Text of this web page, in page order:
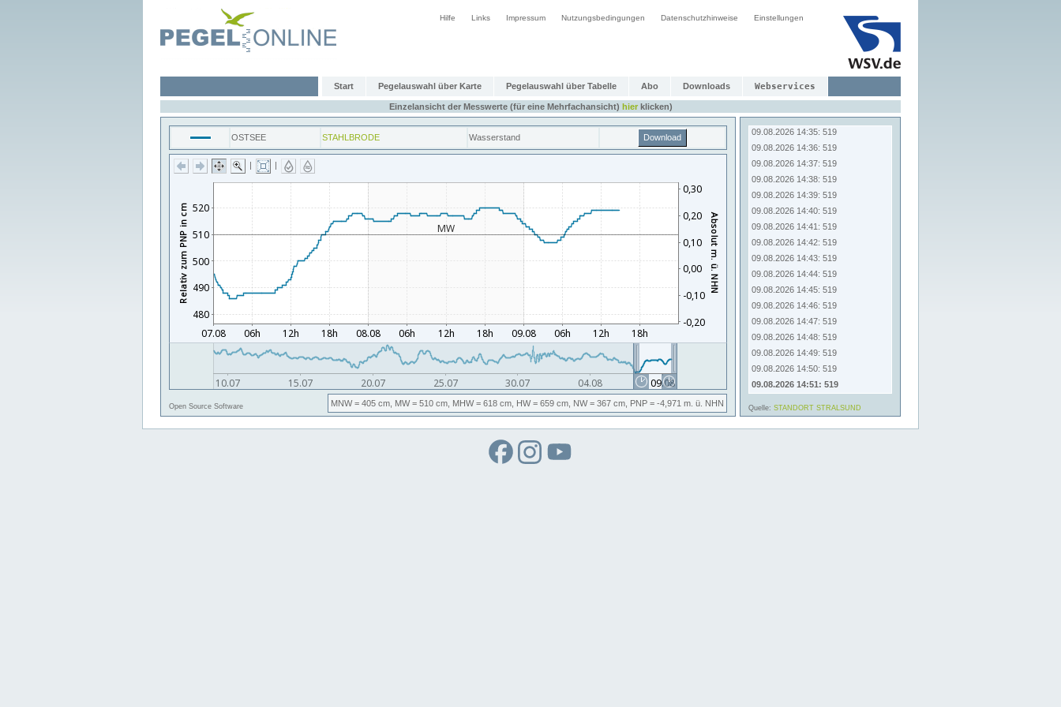
Hilfe Links Impressum Nutzungsbedingungen Datenschutzhinweise Einstellungen
Start Pegelauswahl über Karte Pegelauswahl über Tabelle Abo Downloads Webservices
Einzelansicht der Messwerte (für eine Mehrfachansicht) hierklicken)
OSTSEE STAHLBRODE Wasserstand Download
| |
Open Source Software MNW= 405 cm, MW= 510 cm, MHW= 618 cm, HW= 659 cm, NW= 367 cm, PNP = -4,971 m. ü. NHN
09.08.2026 14:28: 519
09.08.2026 14:32: 519
09.08.2026 14:33: 519
09.08.2026 14:34: 519
09.08.2026 14:35: 519
09.08.2026 14:36: 519
09.08.2026 14:37: 519
09.08.2026 14:38: 519
09.08.2026 14:39: 519
09.08.2026 14:40: 519
09.08.2026 14:41: 519
09.08.2026 14:42: 519
09.08.2026 14:43: 519
09.08.2026 14:44: 519
09.08.2026 14:45: 519
09.08.2026 14:46: 519
09.08.2026 14:47: 519
09.08.2026 14:48: 519
09.08.2026 14:49: 519
09.08.2026 14:50: 519
09.08.2026 14:51: 519
Quelle: STANDORT STRALSUND